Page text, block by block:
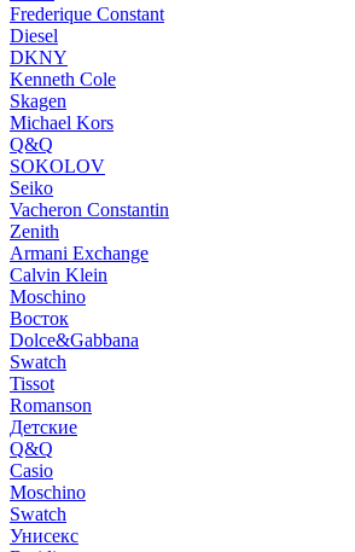
Frederique Constant
Diesel
DKNY
Kenneth Cole
Skagen
Michael Kors
Q&Q
SOKOLOV
Seiko
Vacheron Constantin
Zenith
Armani Exchange
Calvin Klein
Moschino
Восток
Dolce&Gabbana
Swatch
Tissot
Romanson
Детские
Q&Q
Casio
Moschino
Swatch
Унисекс